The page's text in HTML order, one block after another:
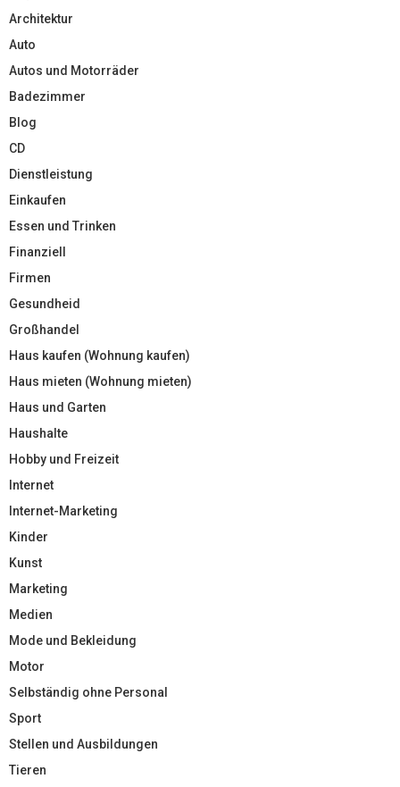
Architektur
Auto
Autos und Motorräder
Badezimmer
Blog
CD
Dienstleistung
Einkaufen
Essen und Trinken
Finanziell
Firmen
Gesundheid
Großhandel
Haus kaufen (Wohnung kaufen)
Haus mieten (Wohnung mieten)
Haus und Garten
Haushalte
Hobby und Freizeit
Internet
Internet-Marketing
Kinder
Kunst
Marketing
Medien
Mode und Bekleidung
Motor
Selbständig ohne Personal
Sport
Stellen und Ausbildungen
Tieren